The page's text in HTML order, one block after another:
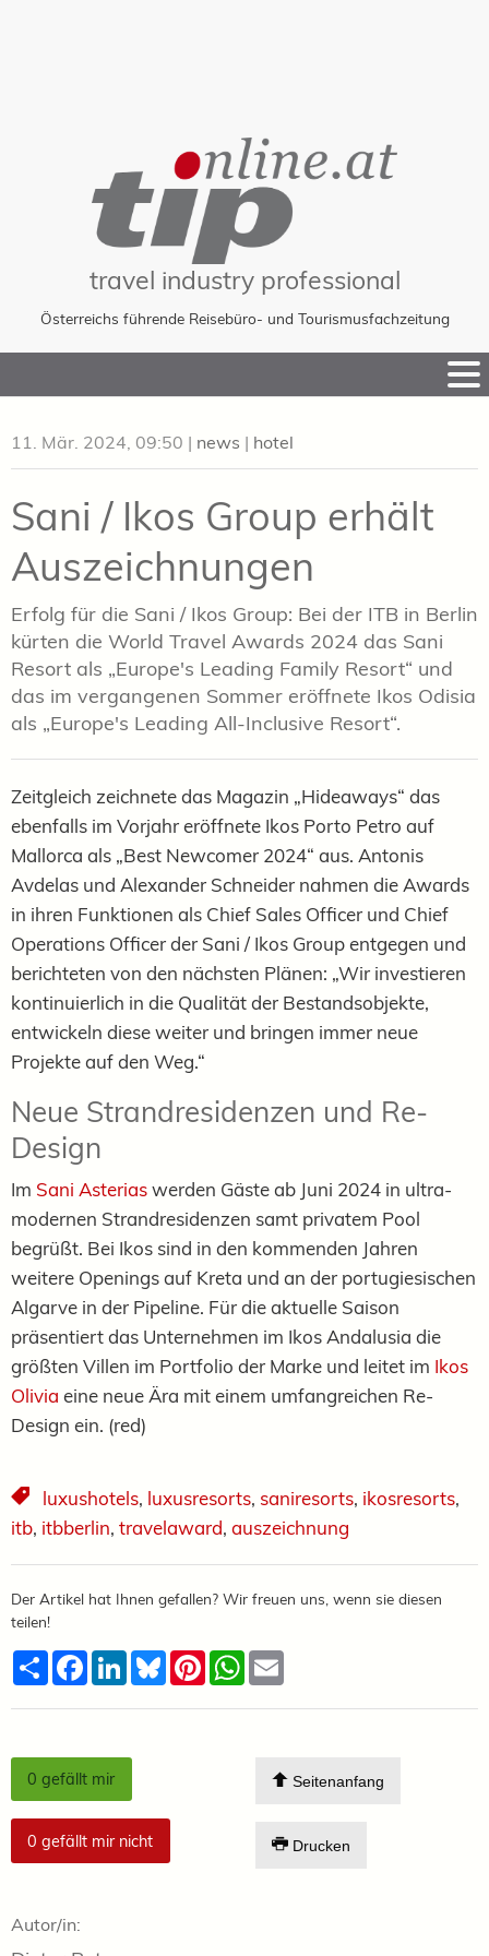
travel industry professional
Österreichs führende Reisebüro- und Tourismusfachzeitung
to
11. Mär. 2024, 09:50 | news | hotel
Sani / Ikos Group erhält
Auszeichnungen
Erfolg für die Sani / Ikos Group: Bei der ITB in Berlin
kürten die World Travel Awards 2024 das Sani
Resort als „Europe's Leading Family Resort“ und
das im vergangenen Sommer eröffnete Ikos Odisia
als „Europe's Leading All-Inclusive Resort“.
Zeitgleich zeichnete das Magazin „Hideaways“ das
ebenfalls im Vorjahr eröffnete Ikos Porto Petro auf
Mallorca als „Best Newcomer 2024“ aus. Antonis
Avdelas und Alexander Schneider nahmen die Awards
in ihren Funktionen als Chief Sales Officer und Chief
Operations Officer der Sani / Ikos Group entgegen und
berichteten von den nächsten Plänen: „Wir investieren
kontinuierlich in die Qualität der Bestandsobjekte,
entwickeln diese weiter und bringen immer neue
Projekte auf den Weg.“
Neue Strandresidenzen und Re-
Design
Im Sani Asteriaswerden Gäste ab Juni 2024 in ultra-
modernen Strandresidenzen samt privatem Pool
begrüßt. Bei Ikos sind in den kommenden Jahren
weitere Openings auf Kreta und an der portugiesischen
Algarve in der Pipeline. Für die aktuelle Saison
präsentiert das Unternehmen im Ikos Andalusia die
größten Villen im Portfolio der Marke und leitet im Ikos
Olivia eine neue Ära mit einem umfangreichen Re-
Design ein. (red)
luxushotels, luxusresorts, saniresorts, ikosresorts,
itb, itbberlin, travelaward, auszeichnung
Der Artikel hat Ihnen gefallen? Wir freuen uns, wenn sie diesen
teilen!
TeilenFacebook
LinkedInBlueskyPinterestWhatsApp
0 gefällt mir
0 gefällt mir nicht
Seitenanfang
Drucken
Autor/in: